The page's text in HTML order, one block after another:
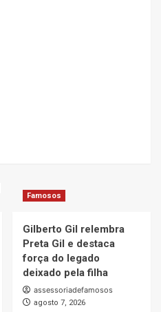
Famosos
Gilberto Gil relembra
Preta Gil e destaca
força do legado
deixado pela filha
assessoriadefamosos
agosto 7, 2026